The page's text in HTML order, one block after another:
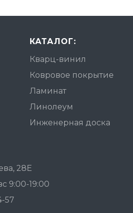
КАТАЛОГ:
Кварц-винил
Ковровое покрытие
Ламинат
Линолеум
Инженерная доска
28Е
9:00-19:00
57